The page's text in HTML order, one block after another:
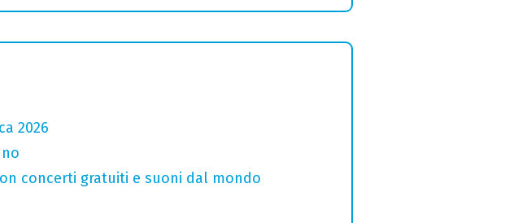
2026
concerti gratuiti e suoni dal mondo